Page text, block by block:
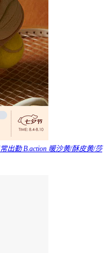
出勤 B.action 暖沙黄/酥皮黄/莎